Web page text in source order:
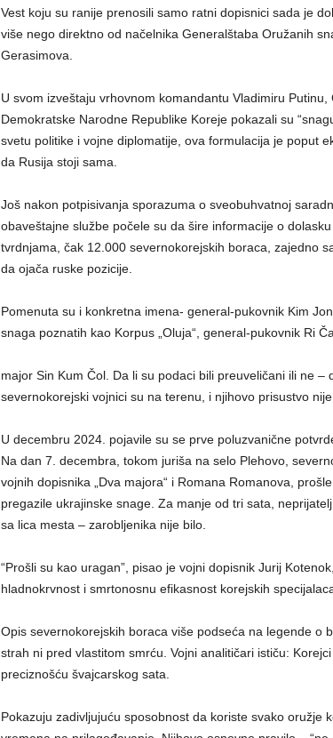
Vest koju su ranije prenosili samo ratni dopisnici sada je
više nego direktno od načelnika Generalštaba Oružanih
Gerasimova.
U svom izveštaju vrhovnom komandantu Vladimiru
Demokratske Narodne Republike Koreje pokazali su
svetu politike i vojne diplomatije, ova formulacija je poput
da Rusija stoji sama.
Još nakon potpisivanja sporazuma o sveobuhvatnoj
obaveštajne službe počele su da šire informacije o
tvrdnjama, čak 12.000 severnokorejskih boraca, zajedno
da ojača ruske pozicije.
Pomenuta su i konkretna imena- general-pukovnik Kim
snaga poznatih kao Korpus „Oluja“, general-pukovnik Ri
major Sin Kum Čol. Da li su podaci bili preuveličani ili ne
severnokorejski vojnici su na terenu, i njihovo prisustvo
U decembru 2024. pojavile su se prve poluzvanične
Na dan 7. decembra, tokom juriša na selo Plehovo,
vojnih dopisnika „Dva majora“ i Romana Romanova,
pregazile ukrajinske snage. Za manje od tri sata,
sa lica mesta – zarobljenika nije bilo.
“Prošli su kao uragan”, pisao je vojni dopisnik Jurij
hladnokrvnost i smrtonosnu efikasnost korejskih
Opis severnokorejskih boraca više podseća na legende o
strah ni pred vlastitom smrću. Vojni analitičari ističu:
preciznošću švajcarskog sata.
Pokazuju zadivljujuću sposobnost da koriste svako oružje